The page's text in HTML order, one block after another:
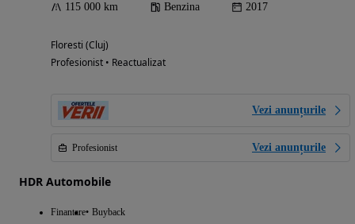
115 000 km Benzina 2017
Floresti (Cluj)
Profesionist • Reactualizat
Vezi anunțurile
Profesionist Vezi anunțurile
HDR Automobile
Finantare Buyback